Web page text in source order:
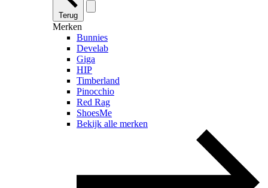
Terug
Merken
Bunnies
Develab
Giga
HIP
Timberland
Pinocchio
Red Rag
ShoesMe
Bekijk alle merken